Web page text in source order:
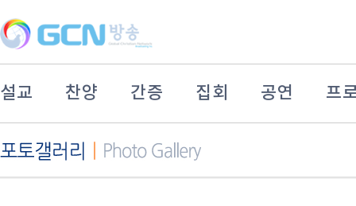
설교 찬양 간증 집회 공연 프